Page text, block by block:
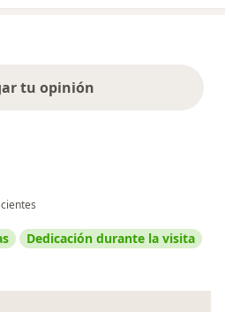
tu opinión
Dedicación durante la visita